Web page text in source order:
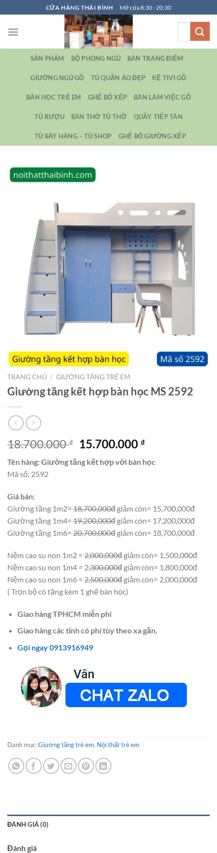
qua
nội
CỬA HÀNG THÁI BÌNH Mở cửa 8:30 - 20:30
SẢN PHẨM BỘ PHÒNG NGỦ BÀN TRANG ĐIỂM
GIƯỜNG NGỦ GỖ TỦ QUẦN ÁO ĐẸP KỆ TIVI GỖ
BẢN HỌC TRẺ EM GHẾ BỐ XẾP BÀN LÀM VIỆC GỖ
TỦ RƯỢU BÀN THỜ TỦ THỜ QUẦY TIẾP TÂN
TỦ BÀY HÀNG – TỦ SHOP GHẾ BỐ GIƯỜNG XẾP
TRANG CHỦ / GIƯỜNG TẦNG TRẺ EM
Giường tầng kết hợp bàn học MS 2592
18.700.000₫
Giá
gốc
là:
15.700.000 ₫Giá
tại
Tên hàng: Giường tầng kết hợp với bàn học
Mã số: 2592
Giá bán:
Giường tầng 1m2= 18,700,000đ giảm còn= 15,700,000đ
Giường tầng 1m4= 19,200,000đ giảm còn= 17,200,000đ
Giường tầng 1m6= 20,700,000đ giảm còn= 18,700,000đ
Nệm cao su non 1m2 = 2,000,000đ giảm còn= 1,500,000đ
Nệm cao su non 1m4 = 2,300,000đ giảm còn= 1,800,000đ
Nệm cao su non 1m6 = 2,500,000đ giảm còn= 2,000,000đ
( Trọn bộ có tặng kèm 1 ghế bàn học)
Giao hàng TPHCM miễn phí
Giao hàng các tỉnh có phí tùy theo xa gần.
Gọi ngay 0913916949
Danh mục:Giường tầng trẻ em, Nội thất trẻ em
ĐÁNH GIÁ (0)
Đánh giá